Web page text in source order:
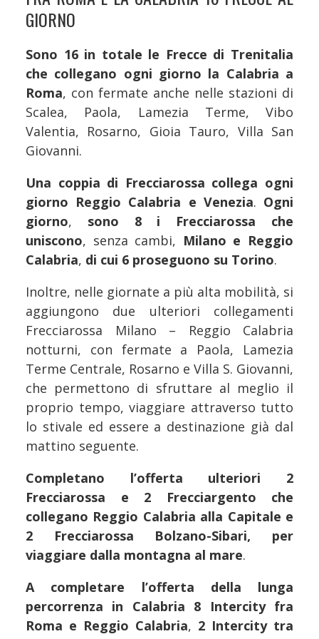
GIORNO
Sono 16 in totale le Frecce di Trenitalia
che collegano ogni giorno la Calabria a
Roma, con fermate anche nelle stazioni di
Scalea, Paola, Lamezia Terme, Vibo
Valentia, Rosarno, Gioia Tauro, Villa San
Giovanni.
Una coppia di Frecciarossa collega ogni
giorno Reggio Calabria e Venezia. Ogni
giorno, sono 8 i Frecciarossa che
uniscono, senza cambi, Milano e Reggio
Calabria, di cui 6 proseguono su Torino.
Inoltre, nelle giornate a più alta mobilità, si
aggiungono due ulteriori collegamenti
Frecciarossa Milano – Reggio Calabria
notturni, con fermate a Paola, Lamezia
Terme Centrale, Rosarno e Villa S. Giovanni,
che permettono di sfruttare al meglio il
proprio tempo, viaggiare attraverso tutto
lo stivale ed essere a destinazione già dal
mattino seguente.
Completano l’offerta ulteriori 2
Frecciarossa e 2 Frecciargento che
collegano Reggio Calabria alla Capitale e
2 Frecciarossa Bolzano-Sibari, per
viaggiare dalla montagna al mare.
A completare l’offerta della lunga
percorrenza in Calabria 8 Intercity fra
Roma e Reggio Calabria, 2 Intercity tra